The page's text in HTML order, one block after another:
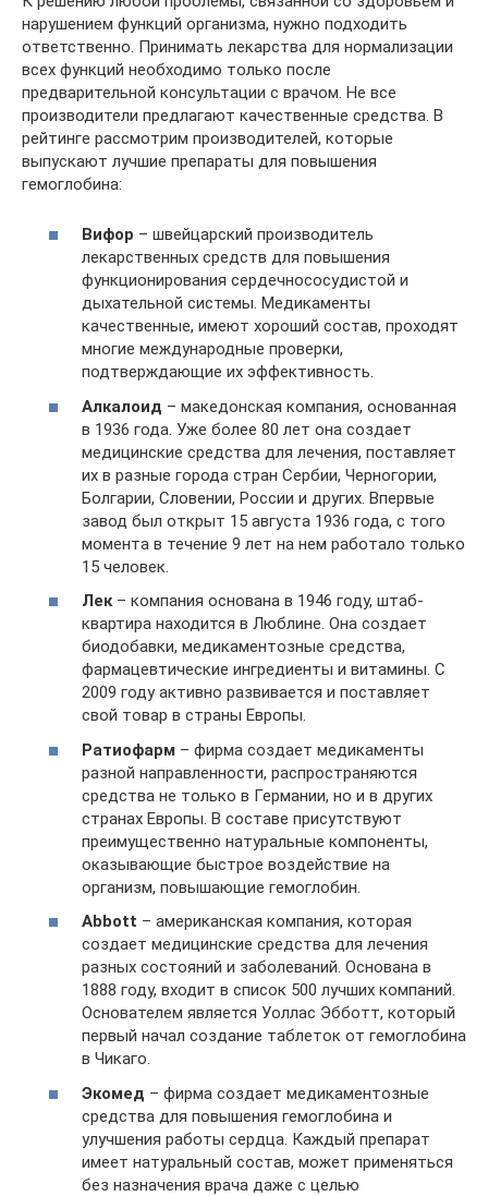
нарушением функций организма, нужно подходить
ответственно. Принимать лекарства для нормализации
всех функций необходимо только после
предварительной консультации с врачом. Не все
производители предлагают качественные средства. В
рейтинге рассмотрим производителей, которые
выпускают лучшие препараты для повышения
гемоглобина:
Вифор – швейцарский производитель
лекарственных средств для повышения
функционирования сердечнососудистой и
дыхательной системы. Медикаменты
качественные, имеют хороший состав, проходят
многие международные проверки,
подтверждающие их эффективность.
Алкалоид – македонская компания, основанная
в 1936 года. Уже более 80 лет она создает
медицинские средства для лечения, поставляет
их в разные города стран Сербии, Черногории,
Болгарии, Словении, России и других. Впервые
завод был открыт 15 августа 1936 года, с того
момента в течение 9 лет на нем работало только
15 человек.
Лек– компания основана в 1946 году, штаб-
квартира находится в Люблине. Она создает
биодобавки, медикаментозные средства,
фармацевтические ингредиенты и витамины. С
2009 году активно развивается и поставляет
свой товар в страны Европы.
Ратиофарм – фирма создает медикаменты
разной направленности, распространяются
средства не только в Германии, но и в других
странах Европы. В составе присутствуют
преимущественно натуральные компоненты,
оказывающие быстрое воздействие на
организм, повышающие гемоглобин.
Abbott – американская компания, которая
создает медицинские средства для лечения
разных состояний и заболеваний. Основана в
1888 году, входит в список 500 лучших компаний.
Основателем является Уоллас Эбботт, который
первый начал создание таблеток от гемоглобина
в Чикаго.
Экомед – фирма создает медикаментозные
средства для повышения гемоглобина и
улучшения работы сердца. Каждый препарат
имеет натуральный состав, может применяться
без назначения врача даже с целью